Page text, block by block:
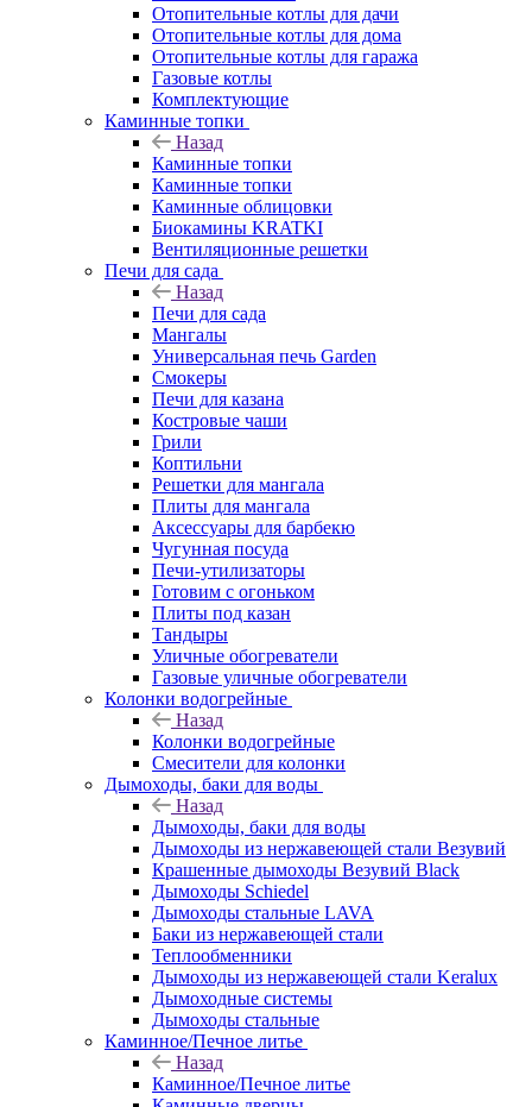
Отопительные котлы для дачи
Отопительные котлы для дома
Отопительные котлы для гаража
Газовые котлы
Комплектующие
Каминные топки
Назад
Каминные топки
Каминные топки
Каминные облицовки
Биокамины KRATKI
Вентиляционные решетки
Печи для сада
Назад
Печи для сада
Мангалы
Универсальная печь Garden
Смокеры
Печи для казана
Костровые чаши
Грили
Коптильни
Решетки для мангала
Плиты для мангала
Аксессуары для барбекю
Чугунная посуда
Печи-утилизаторы
Готовим с огоньком
Плиты под казан
Тандыры
Уличные обогреватели
Газовые уличные обогреватели
Колонки водогрейные
Назад
Колонки водогрейные
Смесители для колонки
Дымоходы, баки для воды
Назад
Дымоходы, баки для воды
Дымоходы из нержавеющей стали Везувий
Крашенные дымоходы Везувий Black
Дымоходы Schiedel
Дымоходы стальные LAVA
Баки из нержавеющей стали
Теплообменники
Дымоходы из нержавеющей стали Keralux
Дымоходные системы
Дымоходы стальные
Каминное/Печное литье
Назад
Каминное/Печное литье